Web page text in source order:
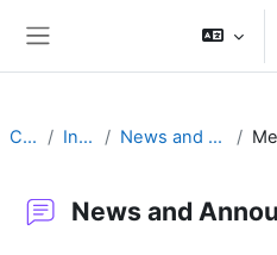
Climsoft Introduction News and Announcements forum
News and